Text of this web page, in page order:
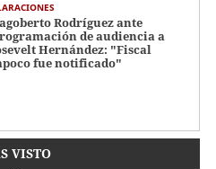
Rodríguez ante
de audiencia a
Hernández: "Fiscal
fue notificado"
VISTO